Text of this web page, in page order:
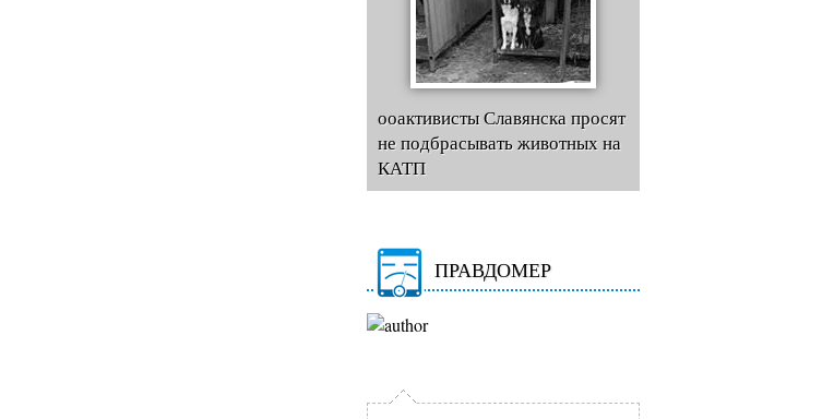
ооактивисты Славянска просят
не подбрасывать животных на
КАТП
ПРАВДОМЕР